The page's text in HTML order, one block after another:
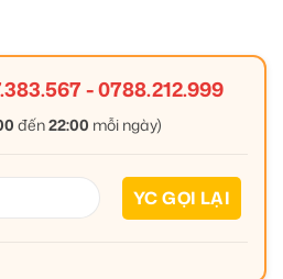
-0788.212.999
đến22:00 mỗi ngày)